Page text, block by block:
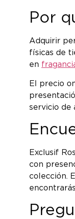
Por
Adquirir
físicas de
en
El precio
servicio de
Exclusif
con
colección.